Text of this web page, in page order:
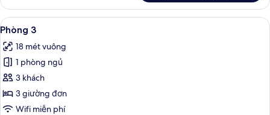
Phòng
đôi
Xem
tất
cả
ảnh
Phòng
3
Minibar, két bảo mật tại phòng, bàn,
8
Phòng 3
18 mét vuông
1 phòng ngủ
3 khách
3 giường đơn
Wifi miễn phí